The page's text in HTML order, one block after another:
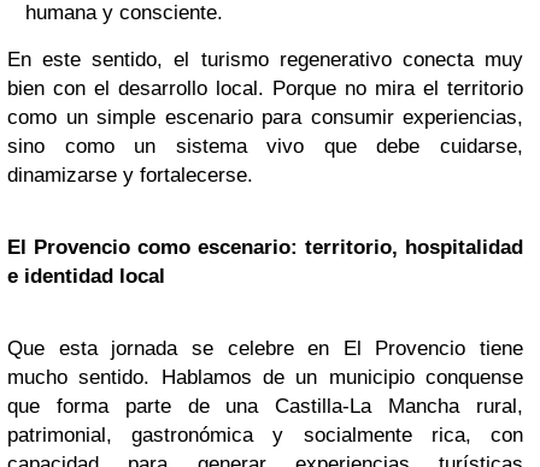
humana y consciente.
En este sentido, el turismo regenerativo conecta muy
bien con el desarrollo local. Porque no mira el territorio
como un simple escenario para consumir experiencias,
sino como un sistema vivo que debe cuidarse,
dinamizarse y fortalecerse.
El Provencio como escenario: territorio, hospitalidad
e identidad local
Que esta jornada se celebre en El Provencio tiene
mucho sentido. Hablamos de un municipio conquense
que forma parte de una Castilla-La Mancha rural,
patrimonial, gastronómica y socialmente rica, con